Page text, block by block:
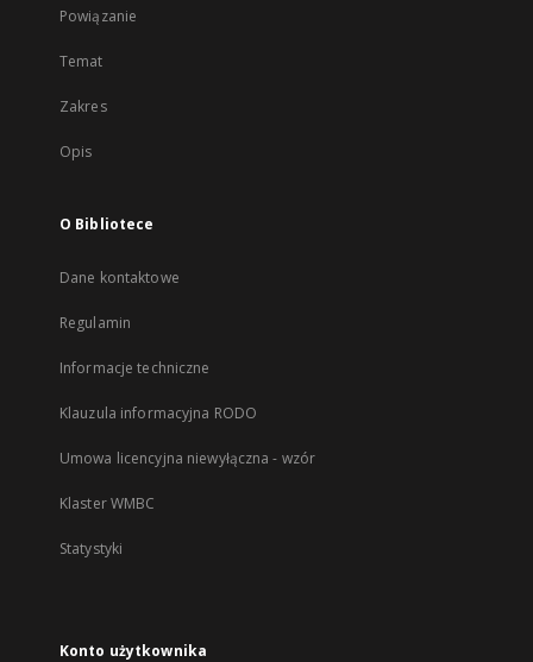
Powiązanie
Temat
Zakres
Opis
O Bibliotece
Dane kontaktowe
Regulamin
Informacje techniczne
Klauzula informacyjna RODO
Umowa licencyjna niewyłączna - wzór
Klaster WMBC
Statystyki
Konto użytkownika